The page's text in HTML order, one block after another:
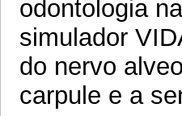
odontologia
simulador
do nervo
carpule e a